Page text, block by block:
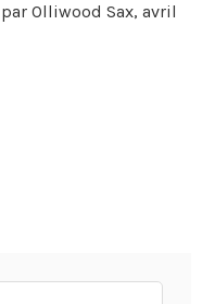
Olliwood Sax, avril